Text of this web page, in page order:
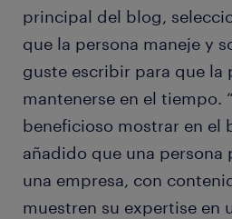
principal del blog,
que la persona maneje y
guste escribir para que la
mantenerse en el tiempo.
beneficioso mostrar en el
añadido que una persona
una empresa, con
muestren su expertise en